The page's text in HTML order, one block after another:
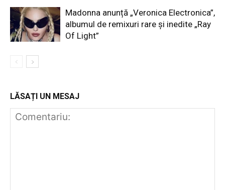
Madonna anunță „Veronica Electronica”,
albumul de remixuri rare și inedite „Ray
Of Light”
LĂSAȚI UN MESAJ